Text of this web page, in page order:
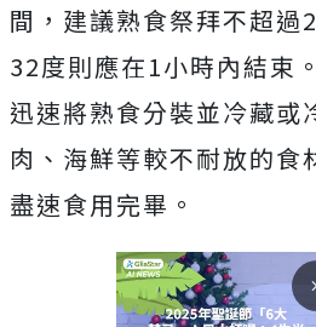
間，建議熟食祭拜不超過
32度則應在1小時內結束
迅速將熟食分裝並冷藏或
肉、海鮮等較不耐放的食
盡速食用完畢。